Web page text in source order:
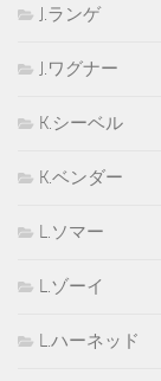
J.ランゲ
J.ワグナー
K.シーベル
K.ベンダー
L.ソマー
L.ゾーイ
L.ハーネッド